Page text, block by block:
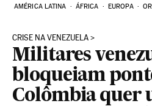
AMÉRICA LATINA ÁFRICA EUROPA
CRISE NA VENEZUELA
Militares
bloqueiam
Colômbia quer